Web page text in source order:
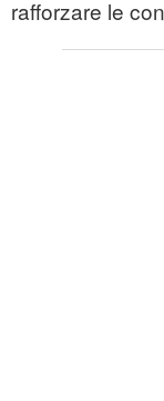
rafforzare le